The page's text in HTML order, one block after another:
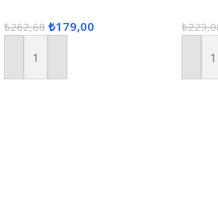
₺262,68 ₺179,00
Sepete Ekle
₺